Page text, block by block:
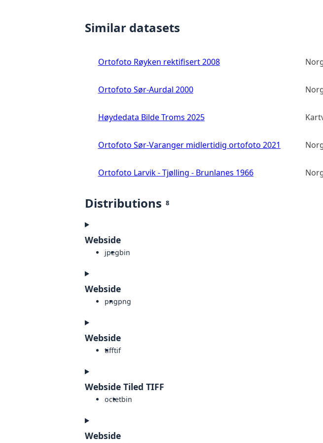
Similar datasets
Ortofoto Røyken rektifisert 2008
Ortofoto Sør-Aurdal 2000
Høydedata Bilde Troms 2025
Ortofoto Sør-Varanger midlertidig ortofoto 2021
Ortofoto Larvik - Tjølling - Brunlanes 1966
Distributions 8
Webside
jpegbin
Webside
pngpng
Webside
tifftif
Webside Tiled TIFF
octetbin
Webside